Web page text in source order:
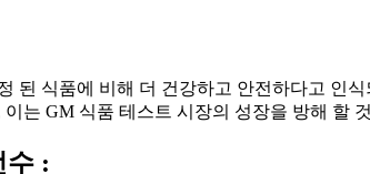
된 식품에 비해 더 건강하고 안전하다고 인
는 GM 식품 테스트 시장의 성장을 방해 할
수 :